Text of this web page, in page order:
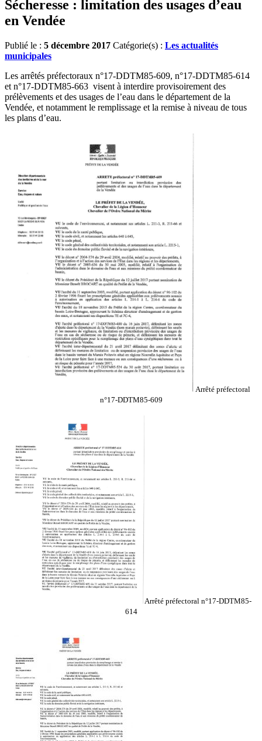
Sécheresse : limitation des usages d’eau
en Vendée
Publié le : 5 décembre 2017 Catégorie(s) : Les actualités
municipales
Les arrêtés préfectoraux n°17-DDTM85-609, n°17-DDTM85-614
et n°17-DDTM85-663 visent à interdire provisoirement des
prélèvements et des usages de l’eau dans le département de la
Vendée, et notamment le remplissage et la remise à niveau de tous
les plans d’eau.
Arrêté préfectoral
n°17-DDTM85-609
Arrêté préfectoral n°17-DDTM85-
614